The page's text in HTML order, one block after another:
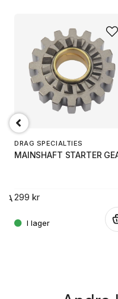
emailMejladress
DRAG SPECIALTIES
MAINSHAFT STARTER
299 kr